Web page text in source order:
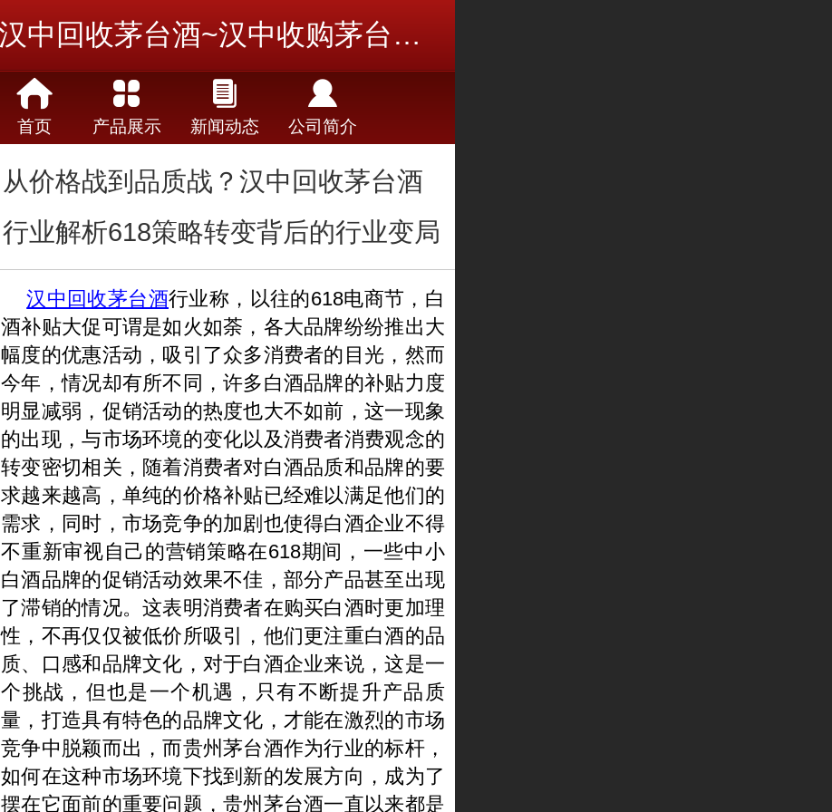
汉中回收茅台酒~汉中收购茅台酒~汉中茅台酒回收
首页 产品展示 新闻动态 公司简介
从价格战到品质战？汉中回收茅台酒
行业解析618策略转变背后的行业变局
汉中回收茅台酒行业称，以往的618电商节，白
酒补贴大促可谓是如火如荼，各大品牌纷纷推出大
幅度的优惠活动，吸引了众多消费者的目光，然而
今年，情况却有所不同，许多白酒品牌的补贴力度
明显减弱，促销活动的热度也大不如前，这一现象
的出现，与市场环境的变化以及消费者消费观念的
转变密切相关，随着消费者对白酒品质和品牌的要
求越来越高，单纯的价格补贴已经难以满足他们的
需求，同时，市场竞争的加剧也使得白酒企业不得
不重新审视自己的营销策略在618期间，一些中小
白酒品牌的促销活动效果不佳，部分产品甚至出现
了滞销的情况。这表明消费者在购买白酒时更加理
性，不再仅仅被低价所吸引，他们更注重白酒的品
质、口感和品牌文化，对于白酒企业来说，这是一
个挑战，但也是一个机遇，只有不断提升产品质
量，打造具有特色的品牌文化，才能在激烈的市场
竞争中脱颖而出，而贵州茅台酒作为行业的标杆，
如何在这种市场环境下找到新的发展方向，成为了
摆在它面前的重要问题，贵州茅台酒一直以来都是